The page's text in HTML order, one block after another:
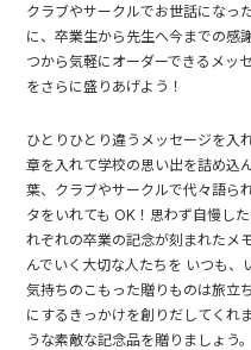
クラブやサークルでお世話になっ
に、卒業生から先生へ今までの感
つから気軽にオーダーできるメッ
をさらに盛りあげよう！
ひとりひとり違うメッセージを入
章を入れて学校の思い出を詰め込
葉、クラブやサークルで代々語ら
タをいれても OK！思わず自慢し
れぞれの卒業の記念が刻まれたメ
んでいく大切な人たちを いつも、
気持ちのこもった贈りものは旅立
にするきっかけを創りだしてくれ
うな素敵な記念品を贈りましょう。